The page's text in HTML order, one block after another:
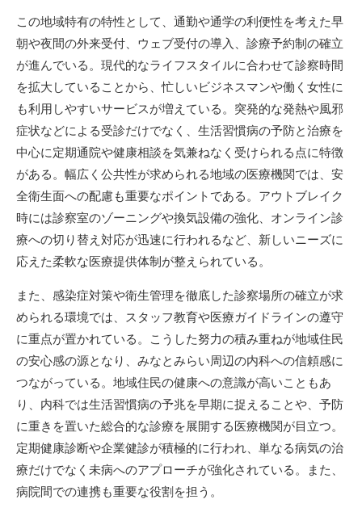
この地域特有の特性として、通勤や通学の利便性を考えた早
朝や夜間の外来受付、ウェブ受付の導入、診療予約制の確立
が進んでいる。現代的なライフスタイルに合わせて診察時間
を拡大していることから、忙しいビジネスマンや働く女性に
も利用しやすいサービスが増えている。突発的な発熱や風邪
症状などによる受診だけでなく、生活習慣病の予防と治療を
中心に定期通院や健康相談を気兼ねなく受けられる点に特徴
がある。幅広く公共性が求められる地域の医療機関では、安
全衛生面への配慮も重要なポイントである。アウトブレイク
時には診察室のゾーニングや換気設備の強化、オンライン診
療への切り替え対応が迅速に行われるなど、新しいニーズに
応えた柔軟な医療提供体制が整えられている。
また、感染症対策や衛生管理を徹底した診察場所の確立が求
められる環境では、スタッフ教育や医療ガイドラインの遵守
に重点が置かれている。こうした努力の積み重ねが地域住民
の安心感の源となり、みなとみらい周辺の内科への信頼感に
つながっている。地域住民の健康への意識が高いこともあ
り、内科では生活習慣病の予兆を早期に捉えることや、予防
に重きを置いた総合的な診療を展開する医療機関が目立つ。
定期健康診断や企業健診が積極的に行われ、単なる病気の治
療だけでなく未病へのアプローチが強化されている。また、
病院間での連携も重要な役割を担う。